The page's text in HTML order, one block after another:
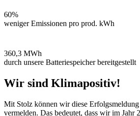
60%
weniger Emissionen pro prod. kWh
360,3 MWh
durch unsere Batteriespeicher bereitgestellt
Wir sind Klimapositiv!
Mit Stolz können wir diese
vermelden. Das bedeutet, dass wir im Jahr